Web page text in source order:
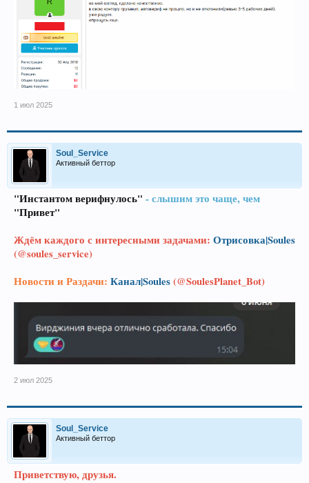
1 июл 2025
Soul_Service
Активный беттор
"Инстантом верифнулось" - слышим это чаще, чем
"Привет"
Ждём каждого с интересными задачами: Отрисовка|Soules
(@soules_service)
Новости и Раздачи: Канал|Soules(@SoulesPlanet_Bot)
2 июл 2025
Soul_Service
Активный беттор
Приветствую, друзья.